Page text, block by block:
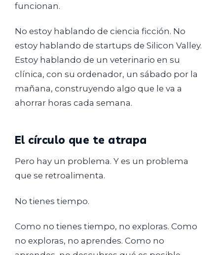
funcionan.
No estoy hablando de ciencia ficción. No
estoy hablando de startups de Silicon Valley.
Estoy hablando de un veterinario en su
clínica, con su ordenador, un sábado por la
mañana, construyendo algo que le va a
ahorrar horas cada semana.
El círculo que te atrapa
Pero hay un problema. Y es un problema
que se retroalimenta.
No tienes tiempo.
Como no tienes tiempo, no exploras. Como
no exploras, no aprendes. Como no